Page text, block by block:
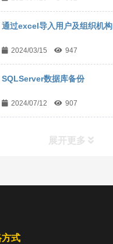
通过excel导入用户及组织机构
2024/03/15 947
SQLServer数据库备份
2024/07/12 907
展开更多
式